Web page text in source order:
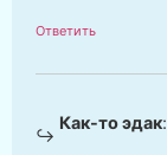
Ответить
Как-то эдак: